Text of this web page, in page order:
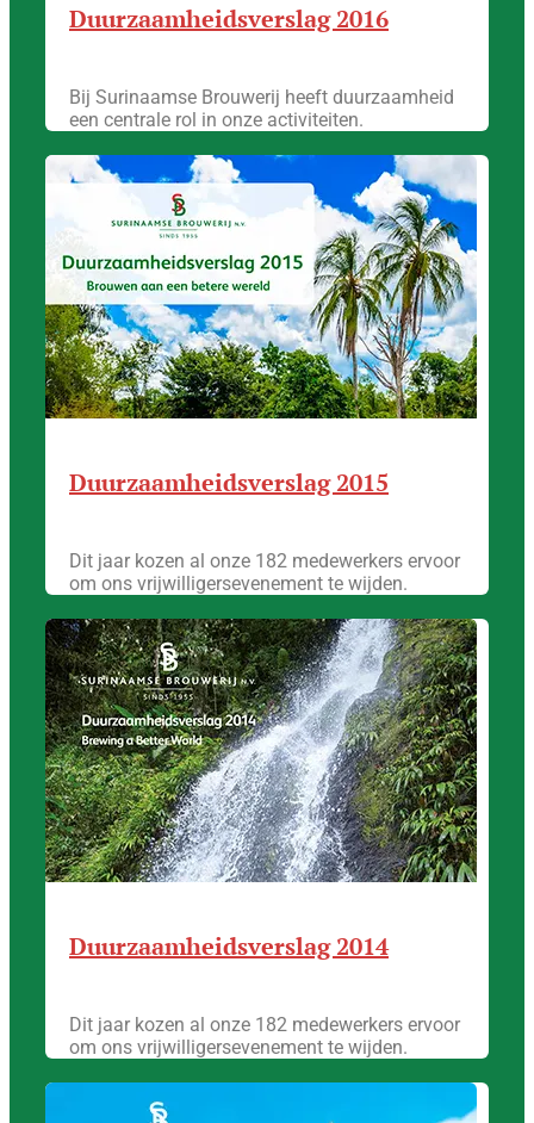
Duurzaamheidsverslag 2016
Bij Surinaamse Brouwerij heeft duurzaamheid
een centrale rol in onze activiteiten.
Duurzaamheidsverslag 2015
Dit jaar kozen al onze 182 medewerkers ervoor
om ons vrijwilligersevenement te wijden.
Duurzaamheidsverslag 2014
Dit jaar kozen al onze 182 medewerkers ervoor
om ons vrijwilligersevenement te wijden.